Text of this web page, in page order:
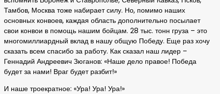
Тамбов, Москва тоже набирает силу. Но, помимо наших
основных конвоев, каждая область дополнительно посылает
свои конвои в помощь нашим бойцам. 28 тыс. тонн груза – это
многомиллиардный вклад в нашу общую Победу. Еще раз хочу
сказать всем спасибо за работу. Как сказал наш лидер –
Геннадий Андреевич Зюганов: «Наше дело правое! Победа
будет за нами! Враг будет разбит!»
И наше троекратное: «Ура! Ура! Ура!»